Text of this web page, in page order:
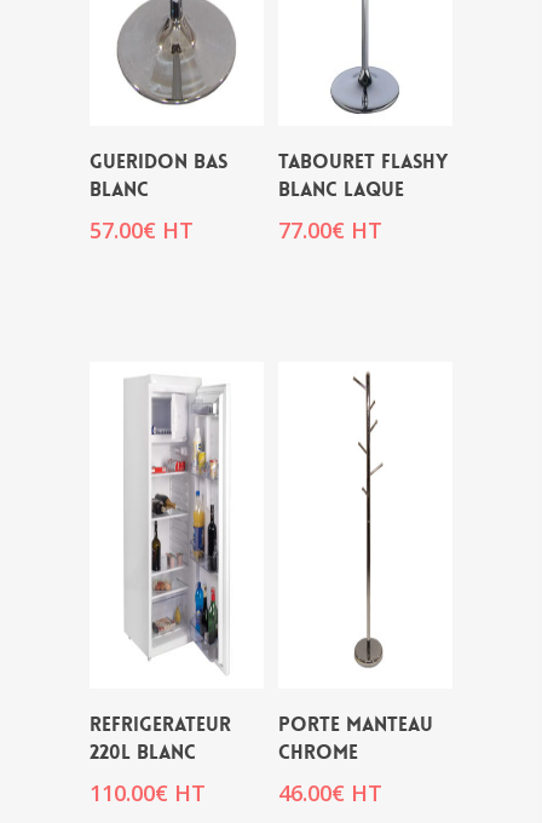
GUERIDON BAS
BLANC
57.00€ HT
TABOURET FLASHY
BLANC LAQUE
77.00€ HT
REFRIGERATEUR
220L BLANC
110.00€ HT
PORTE MANTEAU
CHROME
46.00€ HT